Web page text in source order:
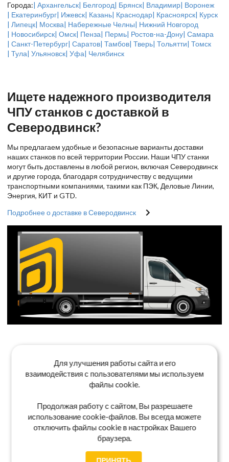
Города:| Архангельск| Белгород| Брянск| Владимир| Воронеж
| Екатеринбург| Ижевск| Казань| Краснодар| Красноярск| Курск
| Липецк| Москва| Набережные Челны| Нижний Новгород
| Новосибирск| Омск| Пенза| Пермь| Ростов-на-Дону| Самара
| Санкт-Петербург| Саратов| Тамбов| Тверь| Тольятти| Томск
| Тула| Ульяновск| Уфа| Челябинск
Ищете надежного производителя
ЧПУ станков с доставкой в
Северодвинск?
Мы предлагаем удобные и безопасные варианты доставки
наших станков по всей территории России. Наши ЧПУ станки
могут быть доставлены в любой регион, включая Северодвинск
и другие города, благодаря сотрудничеству с ведущими
транспортными компаниями, такими как ПЭК, Деловые Линии,
Энергия, КИТ и GTD.
Подробнее о доставке в Северодвинск
Для улучшения работы сайта и его
взаимодействия с пользователями мы используем
файлы cookie.
Продолжая работу с сайтом, Вы разрешаете
использование cookie-файлов. Вы всегда можете
отключить файлы cookie в настройках Вашего
браузера.
ПРИНЯТЬ